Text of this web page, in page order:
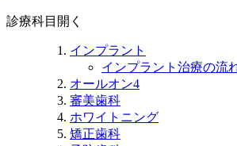
診療科目 開く
インプラント
インプラント治療の流
オールオン4
審美歯科
ホワイトニング
矯正歯科